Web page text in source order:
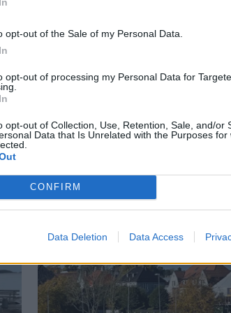
opt-out of the Sale of my Personal Data.
opt-out of processing my Personal Data for
opt-out of Collection, Use, Retention, Sale, and/or
Data that Is Unrelated with the Purposes for
CONFIRM
Data Deletion Data Access
på Båter i
nyheter i år. Blant
Fenix 66BR og
Lars
– Båter og
Faren rådet